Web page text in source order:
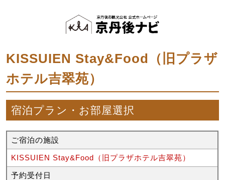
KISSUIEN Stay&Food（旧プラザ
ホテル吉翠苑）
宿泊プラン・お部屋選択
ご宿泊の施設
KISSUIEN Stay&Food（旧プラザホテル吉翠苑）
予約受付日